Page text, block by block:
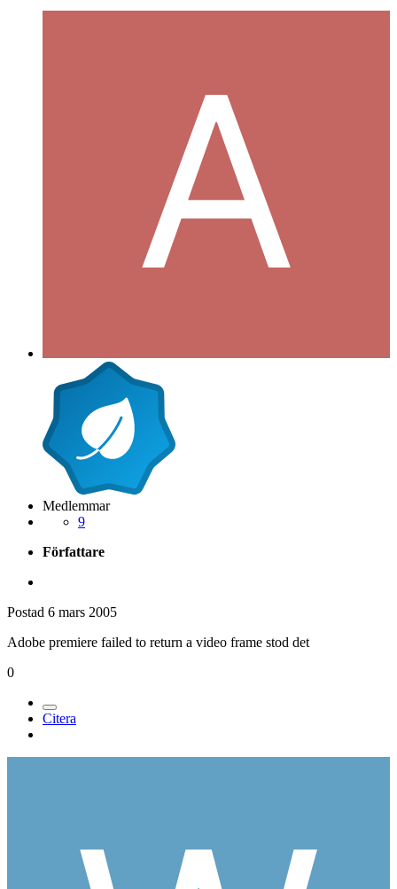
Medlemmar
9
Författare
Postad 6 mars 2005
Adobe premiere failed to return a video frame stod det
0
Citera